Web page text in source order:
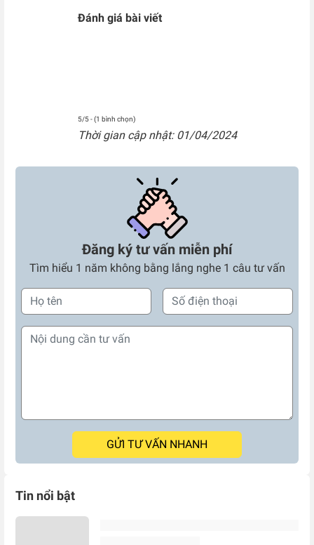
Đánh giá bài viết
5/5 - (1 bình chọn)
Thời gian cập nhật: 01/04/2024
Đăng ký tư vấn miễn phí
Tìm hiểu 1 năm không bằng lắng nghe 1 câu tư vấn
GỬI TƯ VẤN NHANH
Tin nổi bật